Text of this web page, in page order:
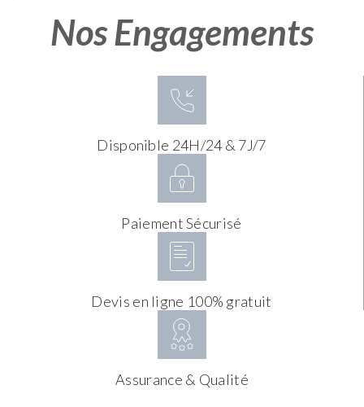
Nos Engagements
Disponible 24H/24 & 7J/7
Paiement Sécurisé
Devis en ligne 100% gratuit
Assurance & Qualité